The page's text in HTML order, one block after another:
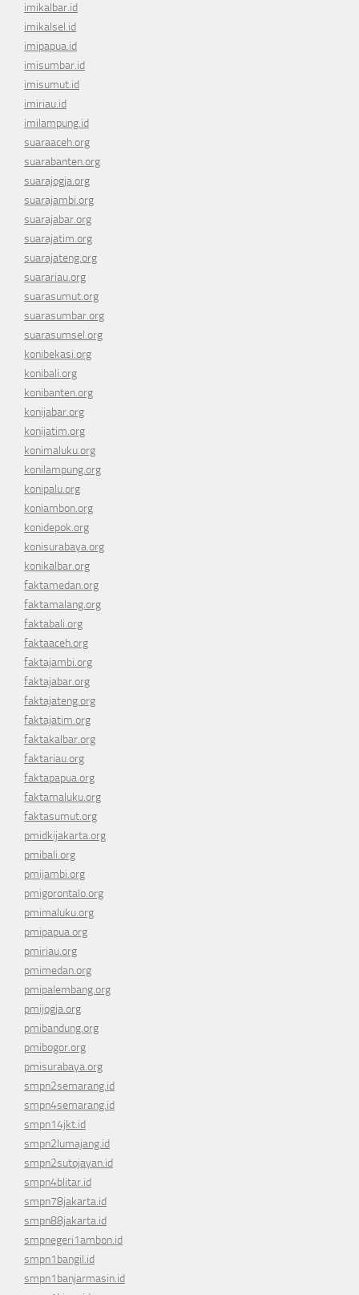
imikalbar.id
imikalsel.id
imipapua.id
imisumbar.id
imisumut.id
imiriau.id
imilampung.id
suaraaceh.org
suarabanten.org
suarajogja.org
suarajambi.org
suarajabar.org
suarajatim.org
suarajateng.org
suarariau.org
suarasumut.org
suarasumbar.org
suarasumsel.org
konibekasi.org
konibali.org
konibanten.org
konijabar.org
konijatim.org
konimaluku.org
konilampung.org
konipalu.org
koniambon.org
konidepok.org
konisurabaya.org
konikalbar.org
faktamedan.org
faktamalang.org
faktabali.org
faktaaceh.org
faktajambi.org
faktajabar.org
faktajateng.org
faktajatim.org
faktakalbar.org
faktariau.org
faktapapua.org
faktamaluku.org
faktasumut.org
pmidkijakarta.org
pmibali.org
pmijambi.org
pmigorontalo.org
pmimaluku.org
pmipapua.org
pmiriau.org
pmimedan.org
pmipalembang.org
pmijogja.org
pmibandung.org
pmibogor.org
pmisurabaya.org
smpn2semarang.id
smpn4semarang.id
smpn14jkt.id
smpn2lumajang.id
smpn2sutojayan.id
smpn4blitar.id
smpn78jakarta.id
smpn88jakarta.id
smpnegeri1ambon.id
smpn1bangil.id
smpn1banjarmasin.id